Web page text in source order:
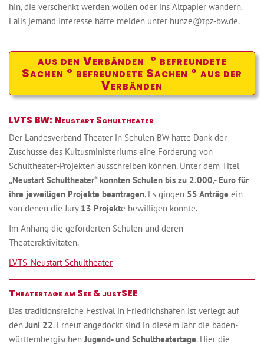
hin, die verschenkt werden wollen oder ins Altpapier wandern.
Falls jemand Interesse hätte melden unter hunze@tpz-bw.de.
aus den Verbänden ° befreundete
Sachen ° befreundete Sachen ° aus der
Verbänden
LVTS BW: Neustart Schultheater
Der Landesverband Theater in Schulen BW hatte Dank der
Zuschüsse des Kultusministeriums eine Förderung von
Schultheater-Projekten ausschreiben können. Unter dem Titel
„Neustart Schultheater“ konnten Schulen bis zu 2.000,- Euro für
ihre jeweiligen Projekte beantragen. Es gingen 55 Anträge ein
von denen die Jury 13 Projekte bewilligen konnte.
Im Anhang die geförderten Schulen und deren
Theateraktivitäten.
LVTS_Neustart Schultheater
Theatertage am See & justSEE
Das traditionsreiche Festival in Friedrichshafen ist verlegt auf
denJuni 22. Erneut angedockt sind in diesem Jahr die baden-
württembergischenJugend- und Schultheatertage. Hier die